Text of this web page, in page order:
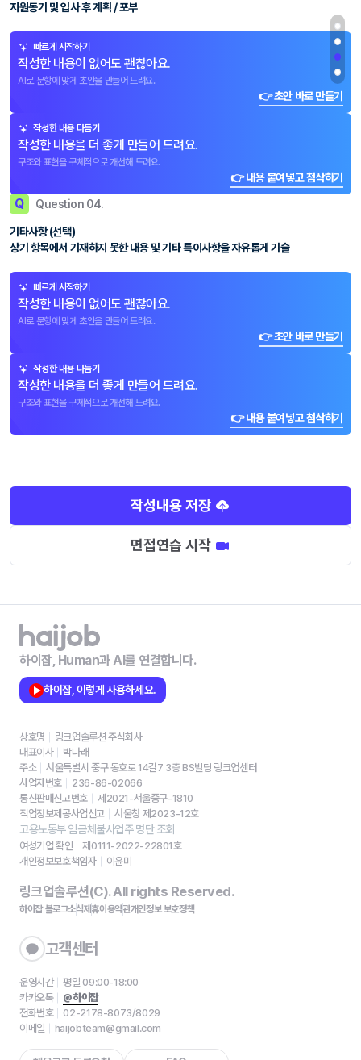
지원동기 및 입사 후 계획 / 포부
빠르게 시작하기
작성한 내용이 없어도 괜찮아요.
AI로 문항에 맞게 초안을 만들어 드려요.
👉 초안 바로 만들기
작성한 내용 다듬기
작성한 내용을 더 좋게 만들어 드려요.
구조와 표현을 구체적으로 개선해 드려요.
👉 내용 붙여넣고 첨삭하기
Q Question 04.
기타사항 (선택)
상기 항목에서 기재하지 못한 내용 및 기타 특이사항을 자유롭게 기술
빠르게 시작하기
작성한 내용이 없어도 괜찮아요.
AI로 문항에 맞게 초안을 만들어 드려요.
👉 초안 바로 만들기
작성한 내용 다듬기
작성한 내용을 더 좋게 만들어 드려요.
구조와 표현을 구체적으로 개선해 드려요.
👉 내용 붙여넣고 첨삭하기
작성내용 저장
면접연습 시작
하이잡, Human과 AI를 연결합니다.
하이잡, 이렇게 사용하세요.
상호명
링크업솔루션 주식회사
대표이사
박나래
주소
서울특별시 중구 동호로 14길7 3층 BS빌딩 링크업센터
사업자번호
236-86-02066
통신판매신고번호
제2021-서울중구-1810
직업정보제공사업신고
서울청 제2023-12호
고용노동부 임금체불사업주 명단 조회
여성기업 확인
제0111-2022-22801호
개인정보보호책임자
이윤미
링크업솔루션(C). All rights Reserved.
하이잡 블로그소식제휴이용약관개인정보 보호정책
고객센터
운영시간
평일 09:00-18:00
카카오톡
@하이잡
전화번호
02-2178-8073/8029
이메일
haijobteam@gmail.com